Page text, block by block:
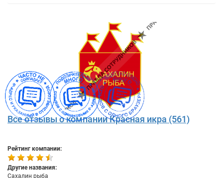
Все отзывы о компании Красная икра (561)
Рейтинг компании:
Другие названия:
Сахалин рыба